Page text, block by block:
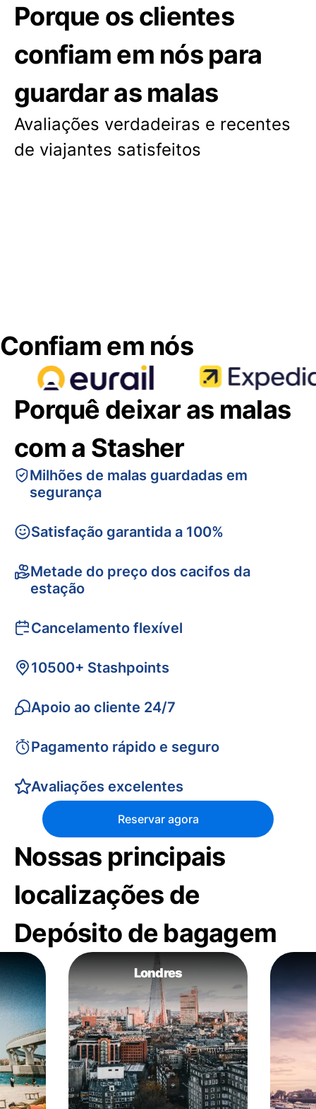
Porque os clientes
confiam em nós para
guardar as malas
Avaliações verdadeiras e recentes
de viajantes satisfeitos
Confiam em nós
Porquê deixar as malas
com a Stasher
Milhões de malas guardadas em
segurança
Satisfação garantida a 100%
Metade do preço dos cacifos da
estação
Cancelamento flexível
10500+ Stashpoints
Apoio ao cliente 24/7
Pagamento rápido e seguro
Avaliações excelentes
Reservar agora
Nossas principais
localizações de
Depósito de bagagem
Londres